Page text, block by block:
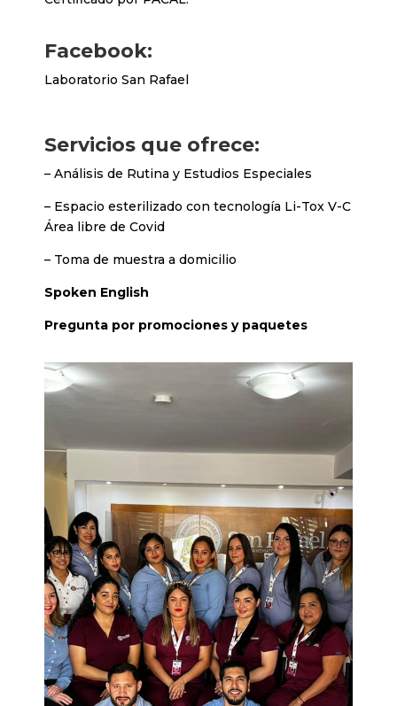
Facebook:
Laboratorio San Rafael
Servicios que ofrece:
– Análisis de Rutina y Estudios Especiales
– Espacio esterilizado con tecnología Li-Tox V-C
Área libre de Covid
– Toma de muestra a domicilio
Spoken English
Pregunta por promociones y paquetes